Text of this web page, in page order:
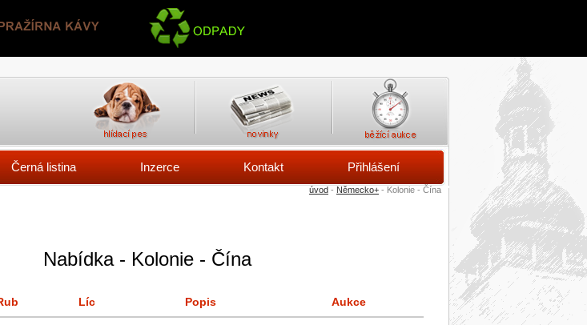
Černá listina Inzerce Kontakt Přihlášení
úvod - Německo+ - Kolonie - Čína
Nabídka - Kolonie - Čína
Líc Popis Aukce